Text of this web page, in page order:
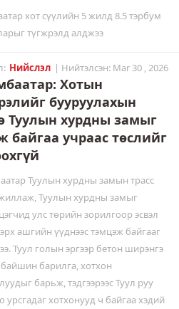
хот сүүлийн 5 жилд 8.5 тэрбум
түгжрэлд алджээ
Нийслэл | Нийтэлсэн: Mar 30 , 2026
Хотын
бууруулахын
Туулын хурдны замыг
байгаа учраас төслийг
Туулын хурдны замын трасс
Туулын хурдны замыг
улс төрийн зорилгоор эсвэл
ашгийн үүднээс тэмцэж байгааг
Туул голын эргээр бетон ширэнгэ
барилга, хотхон
барьж, тэдгээрээс Туул руу
урсгадаг хотхонууд ч байгаа хэдий